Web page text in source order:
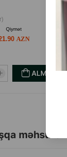
Qiymət
ALMAQ
məhsulları